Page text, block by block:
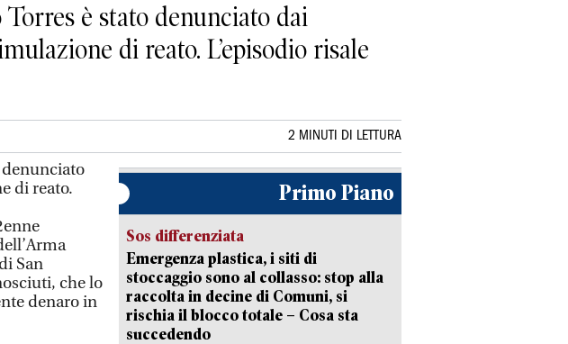
è stato denunciato dai
di reato. L’episodio risale
2 MINUTI DI LETTURA
denunciato
di reato.
San
che lo
denaro in
Primo Piano
Sos differenziata
Emergenza plastica, i siti di
stoccaggio sono al collasso: stop alla
raccolta in decine di Comuni, si
rischia il blocco totale – Cosa sta
succedendo